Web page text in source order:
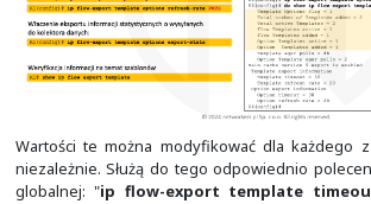
W przypadku wersji 9 nie ma z tym
informację na temat kierunku w
(domyślnie Traditional NetFlow
to, że wraz z wersją 9, możemy
każdego z interfejsów jednocześnie,
kolektor będzie mógł sobie z tym